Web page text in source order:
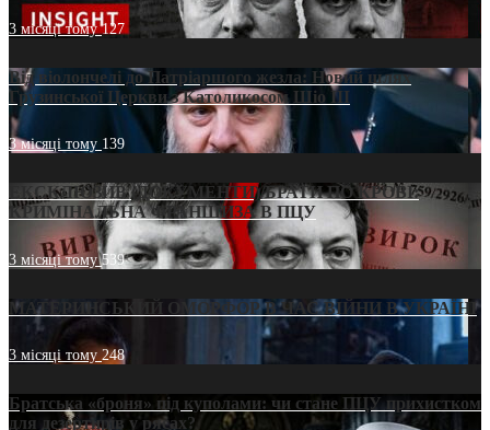
3 місяці тому127
Від віолончелі до Патріаршого жезла: Новий шлях
Грузинської Церкви з Католикосом Шіо III
3 місяці тому 139
ЕКСКЛЮЗИВ (ДОКУМЕНТИ)/БРАТИ ПО КРОВІ:
КРИМІНАЛЬНА ФРАНШИЗА В ПЦУ
3 місяці тому539
МАТЕРИНСЬКИЙ ОМОРФОР В ЧАС ВІЙНИ В УКРАЇНІ
3 місяці тому248
Братська «броня» під куполами: чи стане ПЦУ прихистком
для дезертирів у рясах?